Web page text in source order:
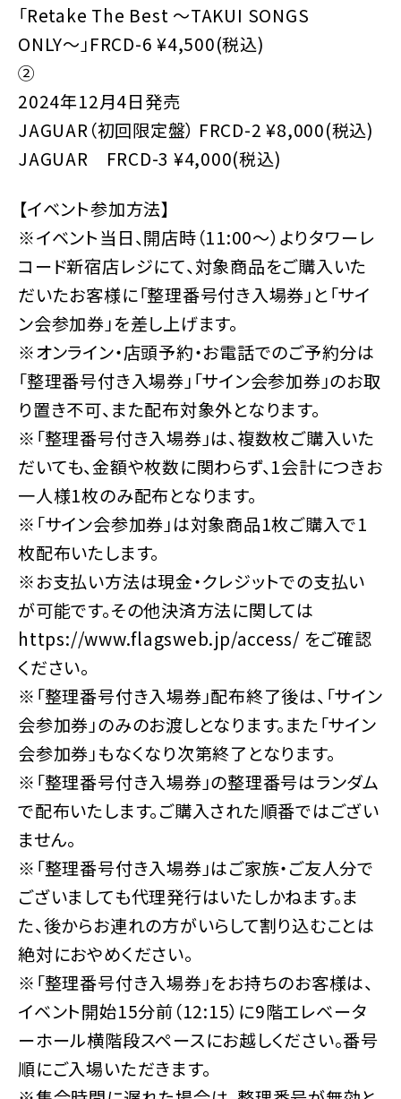
「Retake The Best 〜TAKUI SONGS
ONLY〜」FRCD-6 ¥4,500(税込)
②
2024年12月4日発売
JAGUAR（初回限定盤） FRCD-2 ¥8,000(税込)
JAGUAR FRCD-3 ¥4,000(税込)
【イベント参加方法】
※イベント当日、開店時（11:00～）よりタワーレ
コード新宿店レジにて、対象商品をご購入いた
だいたお客様に「整理番号付き入場券」と「サイ
ン会参加券」を差し上げます。
※オンライン・店頭予約・お電話でのご予約分は
「整理番号付き入場券」「サイン会参加券」のお取
り置き不可、また配布対象外となります。
※「整理番号付き入場券」は、複数枚ご購入いた
だいても、金額や枚数に関わらず、1会計につきお
一人様1枚のみ配布となります。
※「サイン会参加券」は対象商品1枚ご購入で1
枚配布いたします。
※お支払い方法は現金・クレジットでの支払い
が可能です。その他決済方法に関しては
https://www.flagsweb.jp/access/ をご確認
ください。
※「整理番号付き入場券」配布終了後は、「サイン
会参加券」のみのお渡しとなります。また「サイン
会参加券」もなくなり次第終了となります。
※「整理番号付き入場券」の整理番号はランダム
で配布いたします。ご購入された順番ではござい
ません。
※「整理番号付き入場券」はご家族・ご友人分で
ございましても代理発行はいたしかねます。ま
た、後からお連れの方がいらして割り込むことは
絶対におやめください。
※「整理番号付き入場券」をお持ちのお客様は、
イベント開始15分前（12:15）に9階エレベータ
ーホール横階段スペースにお越しください。番号
順にご入場いただきます。